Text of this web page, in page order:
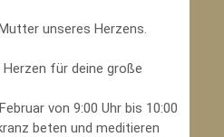
unseres Herzens.
für deine große
von 9:00 Uhr bis 10:00
beten und meditieren